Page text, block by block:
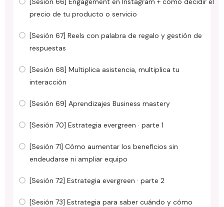
precio de tu producto o servicio
[Sesión 67] Reels con palabra de regalo y gestión de
respuestas
[Sesión 68] Multiplica asistencia, multiplica tu
interacción
[Sesión 69] Aprendizajes Business mastery
[Sesión 70] Estrategia evergreen · parte 1
[Sesión 71] Cómo aumentar los beneficios sin
endeudarse ni ampliar equipo
[Sesión 72] Estrategia evergreen · parte 2
[Sesión 73] Estrategia para saber cuándo y cómo